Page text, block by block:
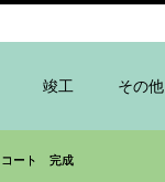
竣工 その他